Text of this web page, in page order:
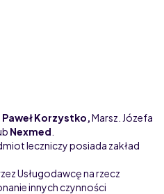
Paweł Korzystko,Marsz. Józefa
Nexmed
leczniczy posiada zakład
Usługodawcę na rzecz
innych czynności